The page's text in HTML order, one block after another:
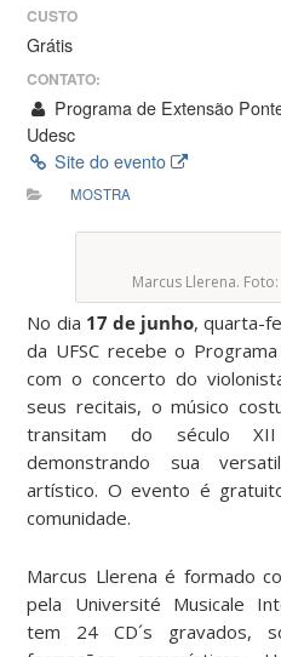
CUSTO
Grátis
CONTATO:
Programa de Extensão
Udesc
Site do evento
MOSTRA
Marcus Llerena.
No dia 17 de junho, quarta-
da UFSC recebe o
com o concerto do
seus recitais, o músico
transitam do século
demonstrando sua
artístico. O evento é
comunidade.
Marcus Llerena é formado
pela Université Musicale
tem 24 CD´s gravados,